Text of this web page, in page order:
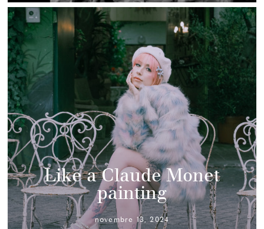
Like a Claude Monet
painting
novembre 13, 2024